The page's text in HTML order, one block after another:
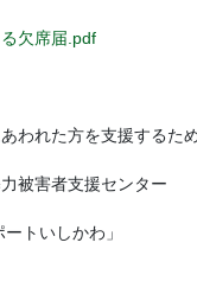
欠席届.pdf
われた方を支援するた
被害者支援センター
トいしかわ」